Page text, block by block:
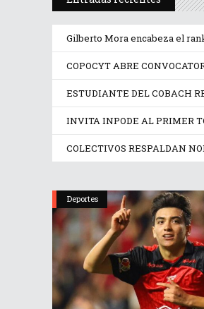
Gilberto Mora encabeza el
COPOCYT ABRE
ESTUDIANTE DEL COBACH
INVITA INPODE AL PRIMER
COLECTIVOS RESPALDAN
Deportes